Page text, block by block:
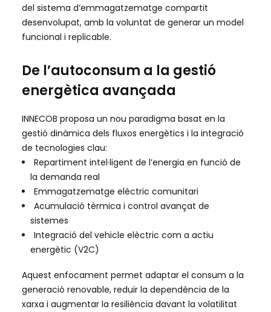
del sistema d’emmagatzematge compartit
desenvolupat, amb la voluntat de generar un model
funcional i replicable.
De l’autoconsum a la gestió
energètica avançada
INNECOB proposa un nou paradigma basat en la
gestió dinàmica dels fluxos energètics i la integració
de tecnologies clau:
Repartiment intel·ligent de l’energia en funció de
la demanda real
Emmagatzematge elèctric comunitari
Acumulació tèrmica i control avançat de
sistemes
Integració del vehicle elèctric com a actiu
energètic (V2C)
Aquest enfocament permet adaptar el consum a la
generació renovable, reduir la dependència de la
xarxa i augmentar la resiliència davant la volatilitat